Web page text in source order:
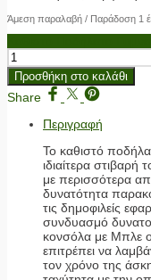
Άμεση παραλαβή / Παράδοση 1
Προσθήκη στο καλάθι
Share
Περιγραφή
Το καθιστό
ιδιαίτερα
με περισσότερα
δυνατότητα
τις δημοφιλείς
συνδυασμό
κονσόλα με Μπλε
επιτρέπει να
τον χρόνο της